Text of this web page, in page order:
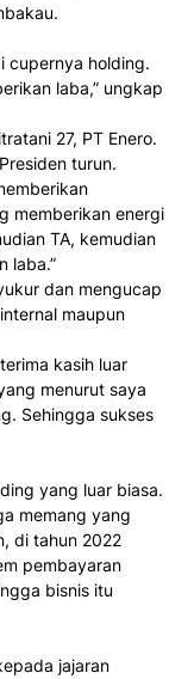
cupernya holding.
laba,” ungkap
27, PT Enero.
turun.
memberikan energi
TA, kemudian
laba.”
dan mengucap
maupun
kasih luar
menurut saya
Sehingga sukses
yang luar biasa.
memang yang
di tahun 2022
pembayaran
bisnis itu
jajaran